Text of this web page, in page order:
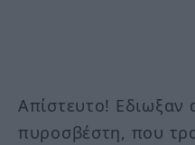
Απίστευτο! Εδιωξαν
πυροσβέστη, που